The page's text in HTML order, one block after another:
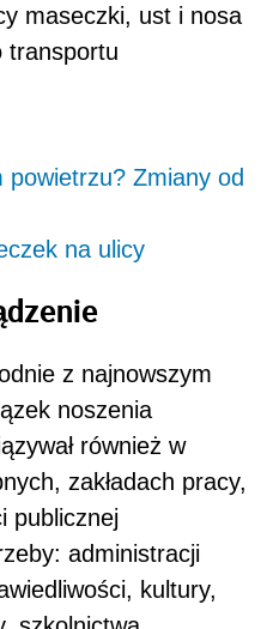
maseczki, ust i nosa
transportu
Zmiany od
na ulicy
z najnowszym
noszenia
również w
zakładach pracy,
publicznej
administracji
kultury,